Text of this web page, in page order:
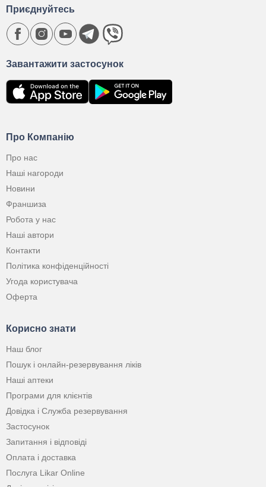
Про Компанію
Про нас
Наші нагороди
Новини
Франшиза
Робота у нас
Наші автори
Контакти
Політика конфіденційності
Угода користувача
Оферта
Корисно знати
Наш блог
Пошук і онлайн-резервування ліків
Наші аптеки
Програми для клієнтів
Довідка і Служба резервування
Застосунок
Запитання і відповіді
Оплата і доставка
Послуга Likar Online
Завантажити застосунок
Приєднуйтесь